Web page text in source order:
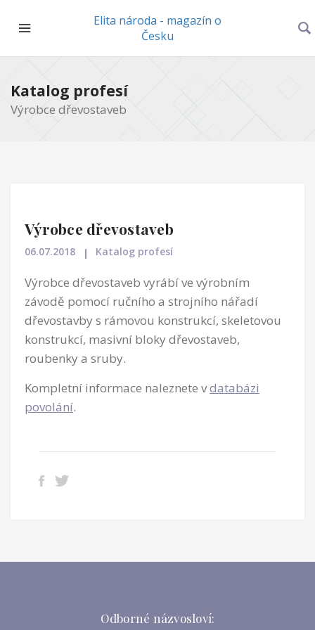
Elita národa - magazín o
Česku
Katalog profesí
Výrobce dřevostaveb
Výrobce dřevostaveb
06.07.2018 Katalog profesí
Výrobce dřevostaveb vyrábí ve výrobním
závodě pomocí ručního a strojního nářadí
dřevostavby s rámovou konstrukcí, skeletovou
konstrukcí, masivní bloky dřevostaveb,
roubenky a sruby.
Kompletní informace naleznete vdatabázi
povolání.
Odborné názvosloví: